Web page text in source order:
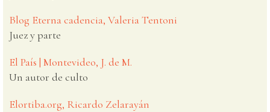
Blog Eterna cadencia, Valeria Tentoni
Juez y parte
El País | Montevideo, J. de M.
Un autor de culto
Elortiba.org, Ricardo Zelarayán